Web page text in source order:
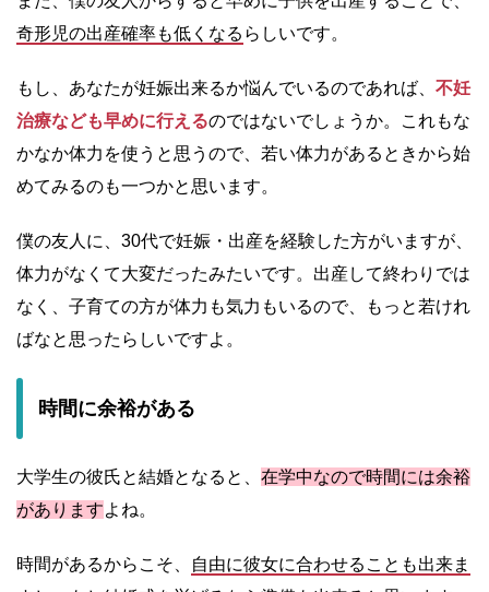
奇形児の出産確率も低くなる らしいです。
もし、あなたが妊娠出来るか悩んでいるのであれば、 不妊
治療なども早めに行えるのではないでしょうか。これもな
かなか体力を使うと思うので、若い体力があるときから始
めてみるのも一つかと思います。
僕の友人に、30代で妊娠・出産を経験した方がいますが、
体力がなくて大変だったみたいです。出産して終わりでは
なく、子育ての方が体力も気力もいるので、もっと若けれ
ばなと思ったらしいですよ。
時間に余裕がある
大学生の彼氏と結婚となると、 在学中なので時間には余裕
がありますよね。
時間があるからこそ、
自由に彼女に合わせることも出来ま